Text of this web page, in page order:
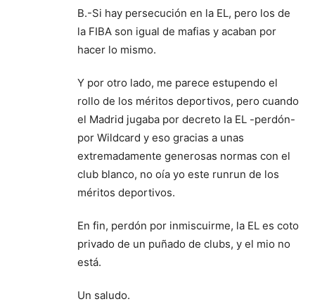
B.-Si hay persecución en la EL, pero los de
la FIBA son igual de mafias y acaban por
hacer lo mismo.
Y por otro lado, me parece estupendo el
rollo de los méritos deportivos, pero cuando
el Madrid jugaba por decreto la EL -perdón-
por Wildcard y eso gracias a unas
extremadamente generosas normas con el
club blanco, no oía yo este runrun de los
méritos deportivos.
En fin, perdón por inmiscuirme, la EL es coto
privado de un puñado de clubs, y el mio no
está.
Un saludo.